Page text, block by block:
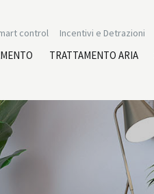
Incentivi e Detrazioni
control
TRATTAMENTO ARIA